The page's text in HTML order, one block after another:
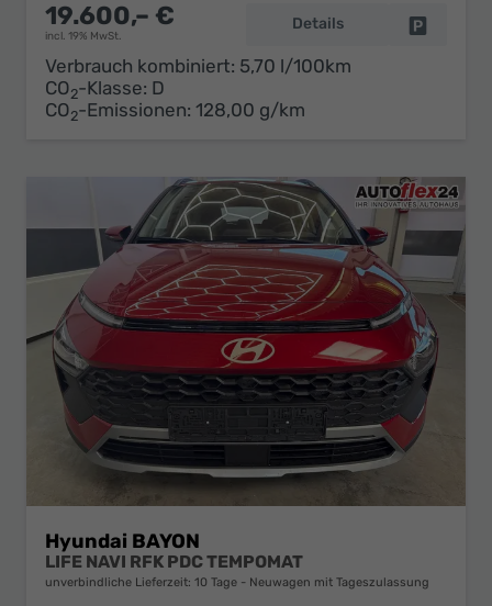
19.600,– €
incl. 19% MwSt.
Details
Verbrauch kombiniert: 5,70 l/100km
CO2-Klasse: D
CO2-Emissionen: 128,00 g/km
Hyundai BAYON
LIFE NAVI RFK PDC TEMPOMAT
unverbindliche Lieferzeit: 10 Tage Neuwagen mit Tageszulassung